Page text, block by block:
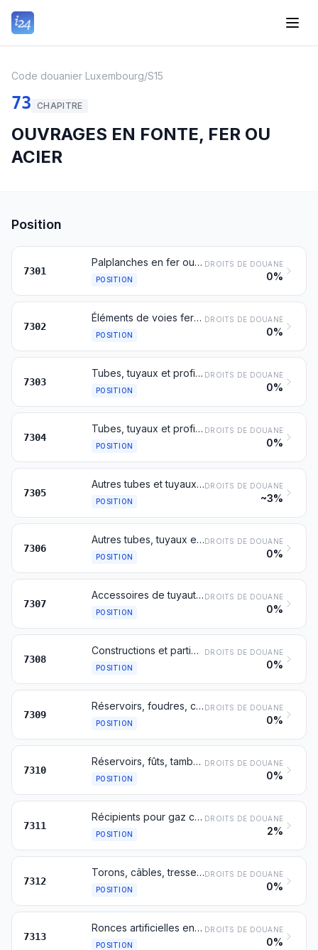
Code douanier Luxembourg/S15
73 CHAPITRE
OUVRAGES EN FONTE, FER OU
ACIER
Position
7301
Palplanches en fer ou en acier, même percées ou faites d'éléments assemblés; profilés obtenus par soudage, en fer ou en acier
POSITION
DROITS DE DOUANE
0%
7302
Éléments de voies ferrées, en fonte, fer ou acier: rails, contre-rails et crémaillères, aiguilles, pointes de cœur, tringles d'aiguillage et autres éléments de croisement ou changement de voies, traverses, éclisses, coussinets, coins, selles d'assise, plaques de serrage, plaques et barres d'écartement et autres pièces spécialement conçues pour la pose, le jointement ou la fixation des rails
POSITION
DROITS DE DOUANE
0%
7303
Tubes, tuyaux et profilés creux, en fonte
POSITION
DROITS DE DOUANE
0%
7304
Tubes, tuyaux et profilés creux, sans soudure, en fer ou en acier
POSITION
DROITS DE DOUANE
0%
7305
Autres tubes et tuyaux (soudés ou rivés, par exemple), de section circulaire, d'un diamètre extérieur excédant 406,4 mm, en fer ou en acier
POSITION
DROITS DE DOUANE
~3%
7306
Autres tubes, tuyaux et profilés creux (soudés, rivés, agrafés ou à bords simplement rapprochés, par exemple), en fer ou en acier
POSITION
DROITS DE DOUANE
0%
7307
Accessoires de tuyauterie (raccords, coudes, manchons, par exemple), en fonte, fer ou acier
POSITION
DROITS DE DOUANE
0%
7308
Constructions et parties de constructions (ponts et éléments de ponts, portes d'écluses, tours, pylônes, piliers, colonnes, charpentes, toitures, portes et fenêtres et leurs cadres, chambranles et seuils, rideaux de fermeture, balustrades, par exemple), en fonte, fer ou acier, à l'exception des constructions préfabriquées du no 9406; tôles, barres, profilés, tubes et similaires, en fonte, fer ou acier, préparés en vue de leur utilisation dans la construction
POSITION
DROITS DE DOUANE
0%
7309
Réservoirs, foudres, cuves et récipients similaires pour toutes matières (à l'exception des gaz comprimés ou liquéfiés), en fonte, fer ou acier, d'une contenance excédant 300 l, sans dispositifs mécaniques ou thermiques, même avec revêtement intérieur ou calorifuge
POSITION
DROITS DE DOUANE
0%
7310
Réservoirs, fûts, tambours, bidons, boîtes et récipients similaires, pour toutes matières (à l'exception des gaz comprimés ou liquéfiés), en fonte, fer ou acier, d'une contenance n'excédant pas 300 l, sans dispositifs mécaniques ou thermiques, même avec revêtement intérieur ou calorifuge
POSITION
DROITS DE DOUANE
0%
7311
Récipients pour gaz comprimés ou liquéfiés, en fonte, fer ou acier
POSITION
DROITS DE DOUANE
2%
7312
Torons, câbles, tresses, élingues et articles similaires, en fer ou en acier, non isolés pour l'électricité
POSITION
DROITS DE DOUANE
0%
7313
Ronces artificielles en fer ou en acier; torsades, barbelées ou non, en fils ou en feuillard de fer ou d'acier, des types utilisés pour les clôtures
POSITION
DROITS DE DOUANE
0%